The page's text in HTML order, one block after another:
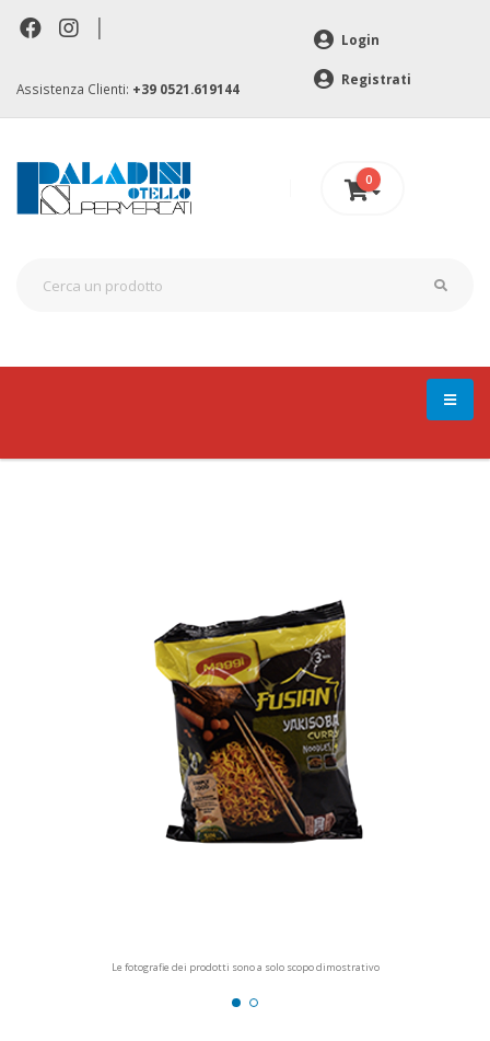
|
Assistenza Clienti: +39 0521.619144
Login
Registrati
0
Le fotografie dei prodotti sono a solo scopo dimostrativo